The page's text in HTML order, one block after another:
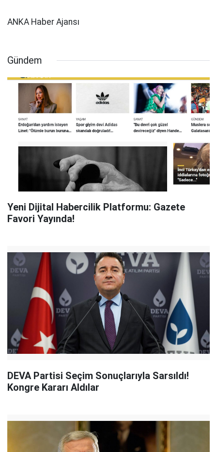
ANKA Haber Ajansı
Gündem
Yeni Dijital Habercilik Platformu: Gazete
Favori Yayında!
DEVA Partisi Seçim Sonuçlarıyla Sarsıldı!
Kongre Kararı Aldılar